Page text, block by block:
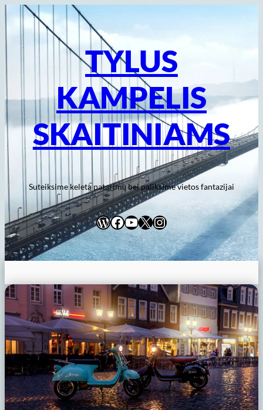
Eiti
turinio
TYLUS
KAMPELIS
SKAITINIAMS
Suteiksime keletą patarimų bei paliksime vietos fantazijai
WordPress
Facebook
YouTube
X Instagram